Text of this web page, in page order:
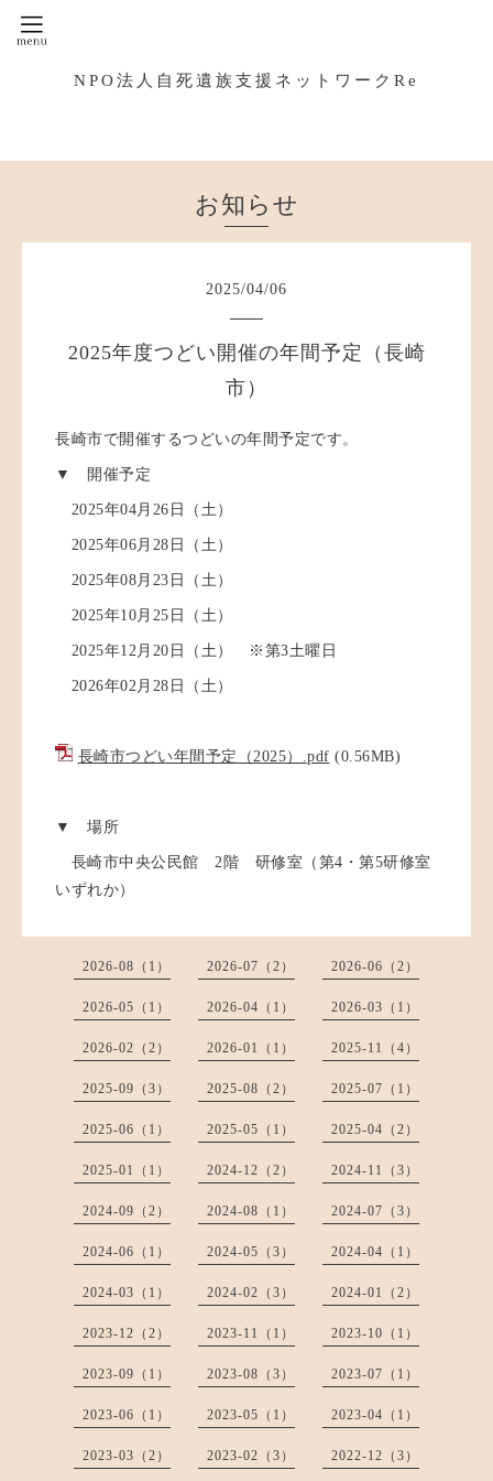
NPO法人自死遺族支援ネットワークRe
お知らせ
2025/04/06
2025年度つどい開催の年間予定（長崎
市）
長崎市で開催するつどいの年間予定です。
▼ 開催予定
2025年04月26日（土）
2025年06月28日（土）
2025年08月23日（土）
2025年10月25日（土）
2025年12月20日（土） ※第3土曜日
2026年02月28日（土）
長崎市つどい年間予定（2025）.pdf (0.56MB)
▼ 場所
長崎市中央公民館 2階 研修室（第4・第5研修室
いずれか）
2026-08（1） 2026-07（2） 2026-06（2）
2026-05（1） 2026-04（1） 2026-03（1）
2026-02（2） 2026-01（1） 2025-11（4）
2025-09（3） 2025-08（2） 2025-07（1）
2025-06（1） 2025-05（1） 2025-04（2）
2025-01（1） 2024-12（2） 2024-11（3）
2024-09（2） 2024-08（1） 2024-07（3）
2024-06（1） 2024-05（3） 2024-04（1）
2024-03（1） 2024-02（3） 2024-01（2）
2023-12（2） 2023-11（1） 2023-10（1）
2023-09（1） 2023-08（3） 2023-07（1）
2023-06（1） 2023-05（1） 2023-04（1）
2023-03（2） 2023-02（3） 2022-12（3）